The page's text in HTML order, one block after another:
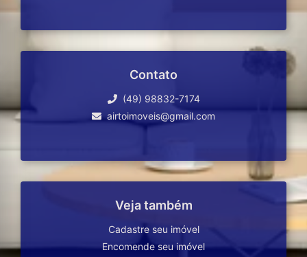
Contato
(49) 98832-7174
airtoimoveis@gmail.com
Veja também
Cadastre seu imóvel
Encomende seu imóvel